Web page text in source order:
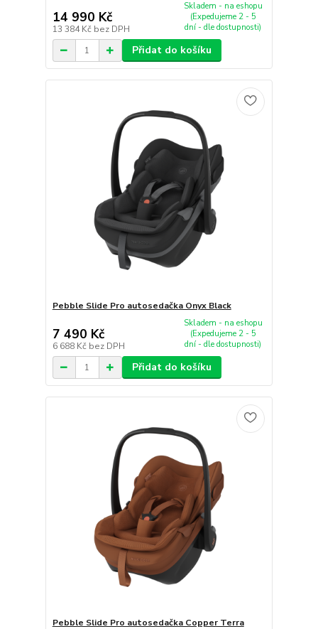
14 990 Kč
13 384 Kč bez DPH
Skladem - na eshopu
(Expedujeme 2 - 5
dní - dle dostupnosti)
Přidat do košíku
Pebble Slide Pro autosedačka Onyx Black
7 490 Kč
6 688 Kč bez DPH
Skladem - na eshopu
(Expedujeme 2 - 5
dní - dle dostupnosti)
Přidat do košíku
Pebble Slide Pro autosedačka Copper Terra